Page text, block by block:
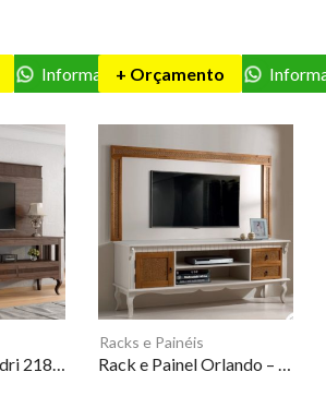
Informações+ Orçamento
Rack e Painel Madri 218 – 3D
Racks e Painéis
Rack e Painel Orlando – 3D